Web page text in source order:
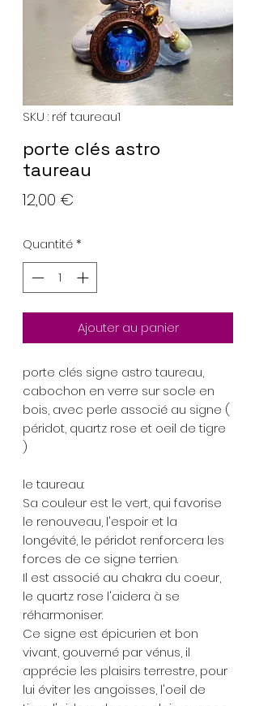
SKU : réf taureau1
porte clés astro
taureau
12,00 €
Quantité*
Ajouter au panier
porte clés signe astro taureau,
cabochon en verre sur socle en
bois, avec perle associé au signe (
péridot, quartz rose et oeil de tigre
)
le taureau:
Sa couleur est le vert, qui favorise
le renouveau, l'espoir et la
longévité, le péridot renforcera les
forces de ce signe terrien.
Il est associé au chakra du coeur,
le quartz rose l'aidera à se
réharmoniser.
Ce signe est épicurien et bon
vivant, gouverné par vénus, il
apprécie les plaisirs terrestre, pour
lui éviter les angoisses, l'oeil de